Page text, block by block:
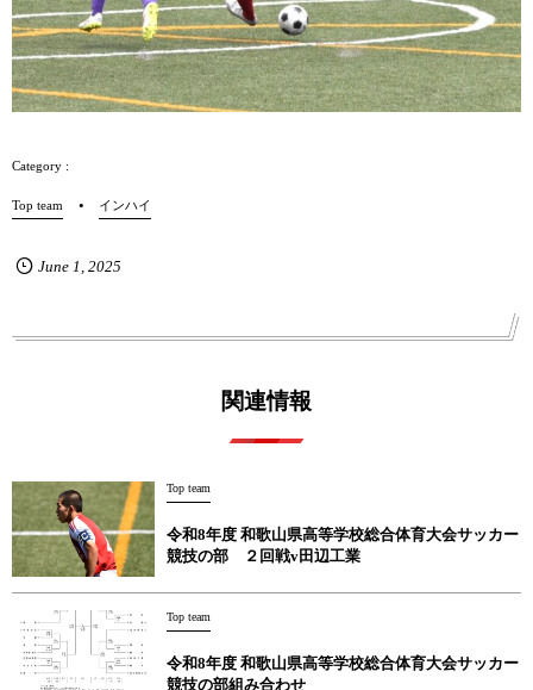
Top team インハイ
June 1 2025
関連情報
Top team
令和8年度 和歌山県高等学校総合体育大会サッカー
競技の部 ２回戦v田辺工業
Top team
令和8年度 和歌山県高等学校総合体育大会サッカー
競技の部組み合わせ